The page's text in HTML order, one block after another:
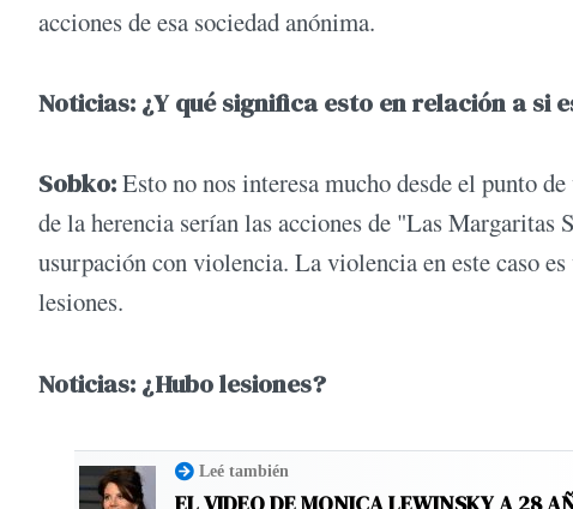
acciones de esa sociedad anónima.
Noticias: ¿Y qué significa esto en relación a si
Sobko:Esto no nos interesa mucho desde el punto
de la herencia serían las acciones de "Las Margaritas
usurpación con violencia. La violencia en este caso
lesiones.
Noticias: ¿Hubo lesiones?
Leé también